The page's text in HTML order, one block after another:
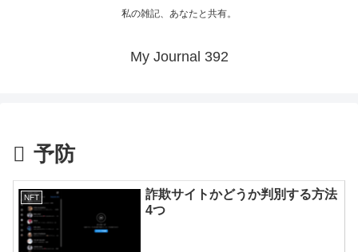
私の雑記、あなたと共有。
My Journal 392
予防
NFT
詐欺サイトかどうか判別する方法
4つ